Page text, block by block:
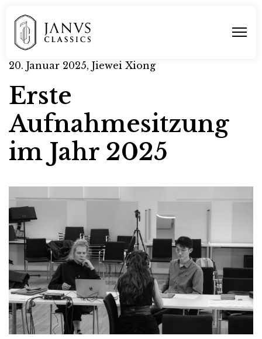
20. Januar 2025, Jiewei Xiong
Erste
Aufnahmesitzung
im Jahr 2025